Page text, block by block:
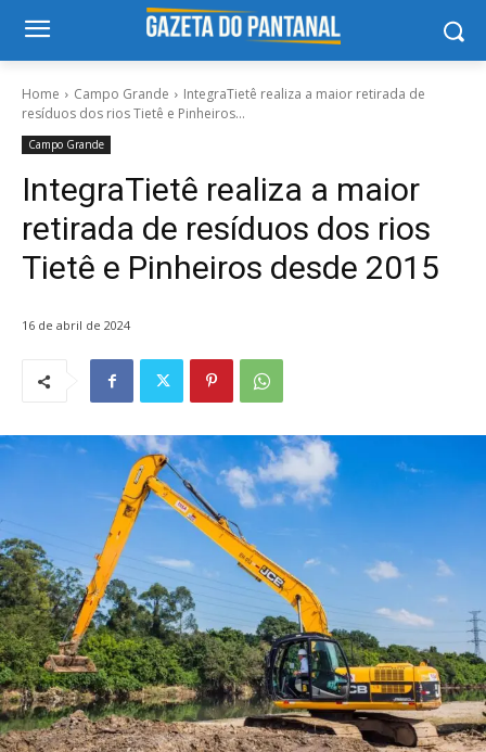
Home Campo Grande
IntegraTietê realiza a maior retirada de
resíduos dos rios Tietê e Pinheiros...
Campo Grande
IntegraTietê realiza a maior
retirada de resíduos dos rios
Tietê e Pinheiros desde 2015
16 de abril de 2024